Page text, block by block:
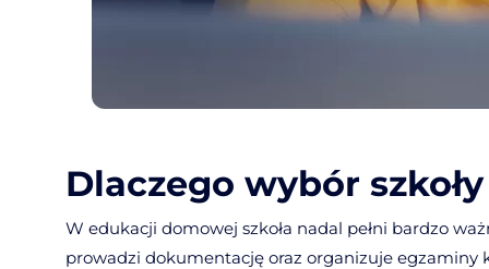
Dlaczego wybór
W edukacji domowej szkoła nadal pełni bardzo
prowadzi dokumentację oraz organizuje egzaminy
Wyjaśniamy przepisy i
domową często zaczyna się od
pytania wpisywanego w Google
przez rodziców: czy edukacja
domowa jest legalna? Wiele osób